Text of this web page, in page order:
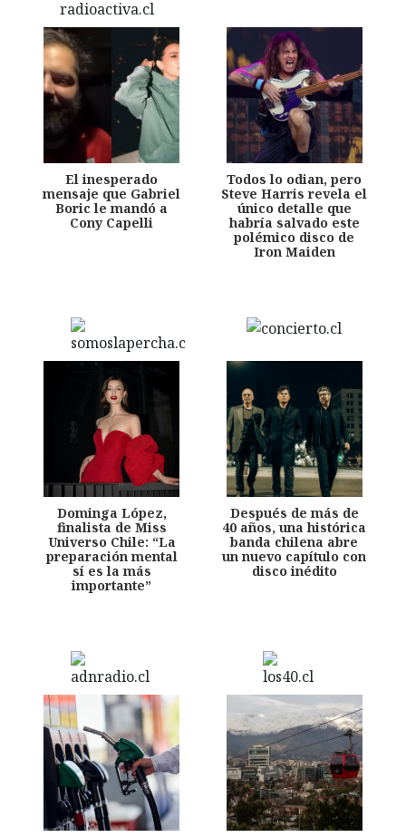
El inesperado
mensaje que Gabriel
Boric le mandó a
Cony Capelli
Todos lo odian, pero
Steve Harris revela el
único detalle que
habría salvado este
polémico disco de
Iron Maiden
Dominga López,
finalista de Miss
Universo Chile: “La
preparación mental
sí es la más
importante”
Después de más de
40 años, una histórica
banda chilena abre
un nuevo capítulo con
disco inédito